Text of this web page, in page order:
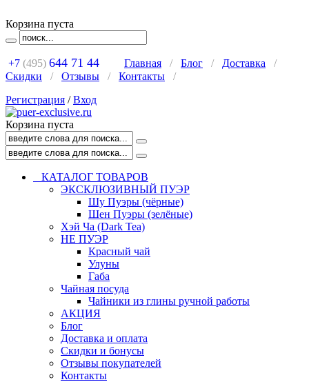
Корзина пуста
+7 (495) 644 71 44 Главная / Блог / Доставка
/
Скидки
/ Отзывы / Контакты
/
Регистрация /Вход
Корзина пуста
КАТАЛОГ ТОВАРОВ
ЭКСКЛЮЗИВНЫЙ ПУЭР
Шу Пуэры (чёрные)
Шен Пуэры (зелёные)
Хэй Ча (Dark Tea)
НЕ ПУЭР
Красный чай
Улуны
Габа
Чайная посуда
Чайники из глины ручной работы
АКЦИЯ
Блог
Доставка и оплата
Скидки и бонусы
Отзывы покупателей
Контакты